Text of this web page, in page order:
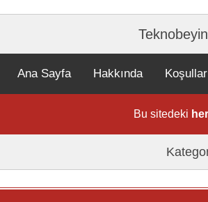
Ana Sayfa Hakkında Koşullar
Bu sitedeki